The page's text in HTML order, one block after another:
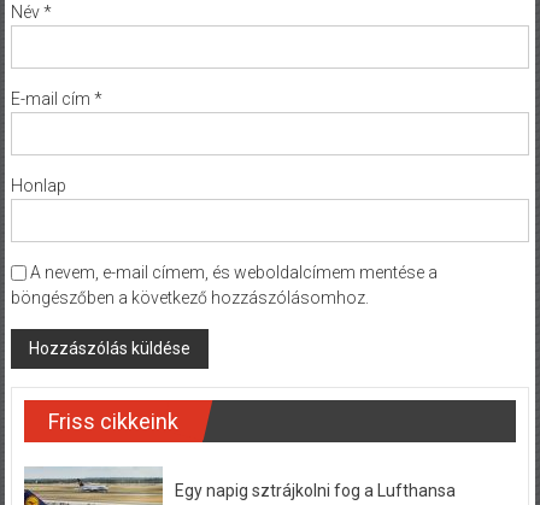
Név*
E-mail cím *
Honlap
A nevem, e-mail címem, és weboldalcímem mentése a
böngészőben a következő hozzászólásomhoz.
Friss cikkeink
Egy napig sztrájkolni fog a Lufthansa